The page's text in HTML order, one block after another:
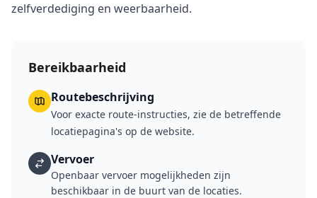
zelfverdediging en weerbaarheid.
Bereikbaarheid
Routebeschrijving
Voor exacte route-instructies, zie de betreffende
locatiepagina's op de website.
Vervoer
Openbaar vervoer mogelijkheden zijn
beschikbaar in de buurt van de locaties.